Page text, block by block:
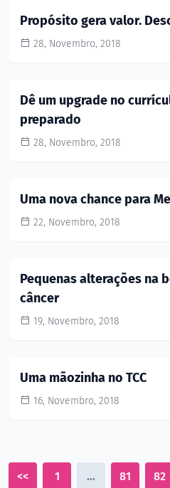
Propósito gera valor.
28, Novembro, 2018
Dê um upgrade no
preparado
28, Novembro, 2018
Uma nova chance para
22, Novembro, 2018
Pequenas alterações na
câncer
19, Novembro, 2018
Uma mãozinha no TCC
16, Novembro, 2018
<< 1 … 81 82